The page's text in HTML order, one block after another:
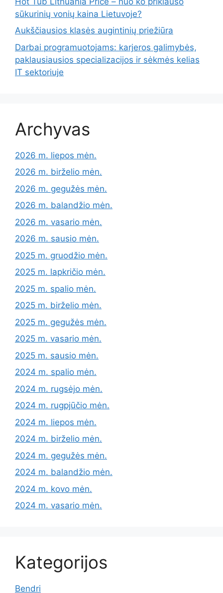
sūkurinių vonių kaina Lietuvoje?
Aukščiausios klasės augintinių priežiūra
Darbai programuotojams: karjeros galimybės,
paklausiausios specializacijos ir sėkmės kelias
IT sektoriuje
Archyvas
2026 m. liepos mėn.
2026 m. birželio mėn.
2026 m. gegužės mėn.
2026 m. balandžio mėn.
2026 m. vasario mėn.
2026 m. sausio mėn.
2025 m. gruodžio mėn.
2025 m. lapkričio mėn.
2025 m. spalio mėn.
2025 m. birželio mėn.
2025 m. gegužės mėn.
2025 m. vasario mėn.
2025 m. sausio mėn.
2024 m. spalio mėn.
2024 m. rugsėjo mėn.
2024 m. rugpjūčio mėn.
2024 m. liepos mėn.
2024 m. birželio mėn.
2024 m. gegužės mėn.
2024 m. balandžio mėn.
2024 m. kovo mėn.
2024 m. vasario mėn.
Kategorijos
Bendri